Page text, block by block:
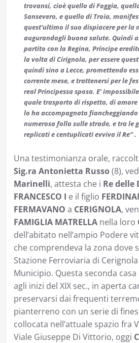
trovansi, cioè quello di Foggia,
Sansevero, e quello di Troia,
quest’ultimo il suo dispiacere per la
augurandogli buona salute. Quindi
partito con la Regina, Principe
la volta di Cirignola, per essere
quindi sino a Lecce, promettendo
corrente mese, e trattenersi per le
real Principessa sposa. E’
quale trasporto di rispetto, di
lo ha accompagnato
numerosa folla sulle strade, e tra le
replicati e centuplicati evviva il Re” .
Una testimonianza orale,
Sig.ra Antonietta Russo(8),
Marinelli, attesta che i Re delle
FRANCESCO I e il figlio
FERMAVANO a CERIGNOLA,
FAMIGLIA MATRELLA nella loro
dell’abitato nell’ampio Podere
che comprendeva la zona dove
Stazione Ferroviaria di
Municipio. Questa seconda
agli inizi del XIX sec., in aperta
preservarsi dai frequenti
pianterreno con un serie di
collocata nell’attuale spazio fra
Viale Giuseppe Di Vittorio, oggi